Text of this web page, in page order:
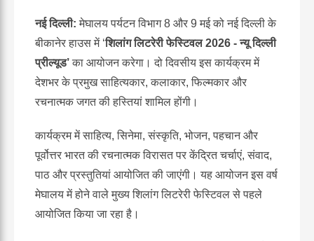
नई दिल्ली: मेघालय पर्यटन विभाग 8 और 9 मई को नई दिल्ली के
बीकानेर हाउस में ‘शिलांग लिटरेरी फेस्टिवल2026 -न्यू दिल्ली
प्रील्यूड’का आयोजन करेगा। दो दिवसीय इस कार्यक्रम में
देशभर के प्रमुख साहित्यकार, कलाकार, फिल्मकार और
रचनात्मक जगत की हस्तियां शामिल होंगी।
कार्यक्रम में साहित्य, सिनेमा, संस्कृति, भोजन, पहचान और
पूर्वोत्तर भारत की रचनात्मक विरासत पर केंद्रित चर्चाएं, संवाद,
पाठ और प्रस्तुतियां आयोजित की जाएंगी। यह आयोजन इस वर्ष
मेघालय में होने वाले मुख्य शिलांग लिटरेरी फेस्टिवल से पहले
आयोजित किया जा रहा है।